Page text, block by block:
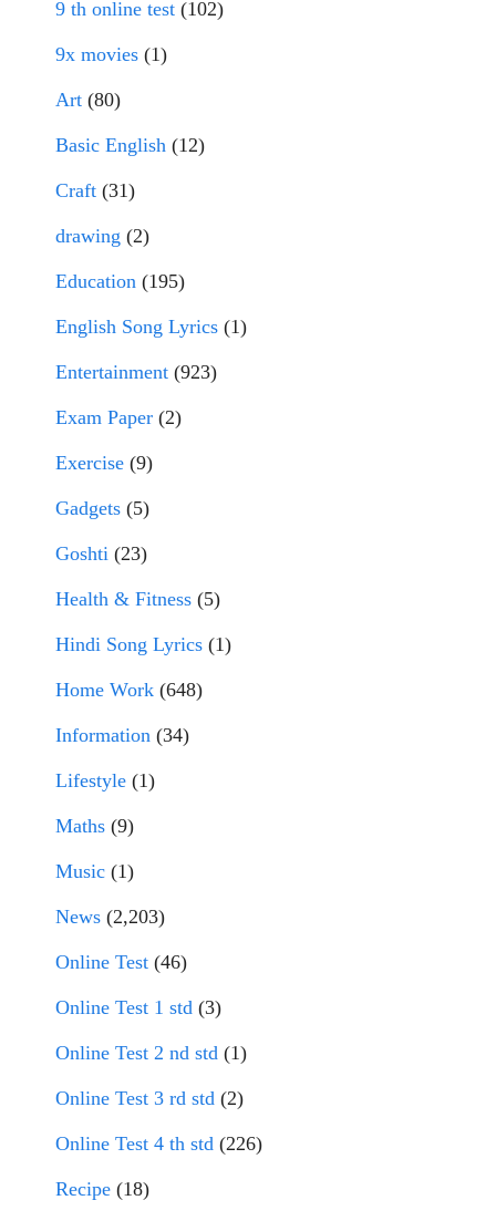
9 th online test (102)
9x movies (1)
Art (80)
Basic English (12)
Craft (31)
drawing (2)
Education (195)
English Song Lyrics (1)
Entertainment (923)
Exam Paper (2)
Exercise (9)
Gadgets (5)
Goshti (23)
Health & Fitness (5)
Hindi Song Lyrics (1)
Home Work (648)
Information (34)
Lifestyle (1)
Maths (9)
Music (1)
News (2,203)
Online Test (46)
Online Test 1 std (3)
Online Test 2 nd std (1)
Online Test 3 rd std (2)
Online Test 4 th std (226)
Recipe (18)